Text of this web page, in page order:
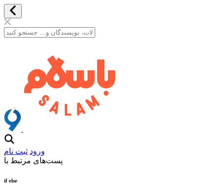
ورود ثبت نام
پست‌های مرتبط با
if else